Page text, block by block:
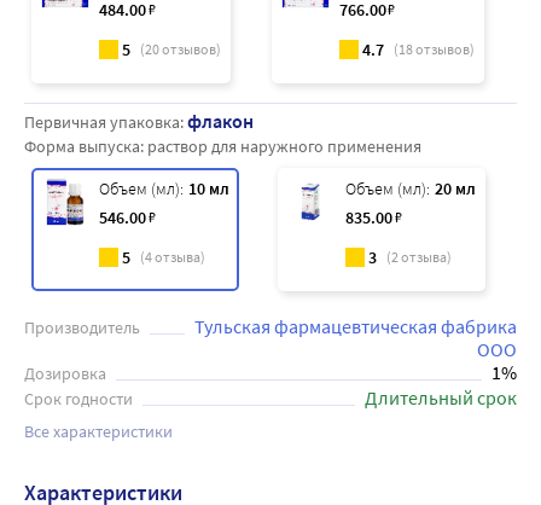
484.00₽
5 (20отзывов)
766.00₽
4.7 (18отзывов)
Первичная упаковка:флакон
Форма выпуска: раствор для наружного применения
Объем (мл): 10 мл
546.00₽
5 (4отзыва)
Объем (мл): 20 мл
835.00₽
3 (2отзыва)
Производитель
Тульская фармацевтическая фабрика
ООО
Дозировка 1%
Срок годности Длительный срок
Все характеристики
Характеристики